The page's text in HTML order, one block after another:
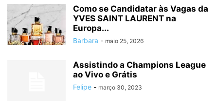
Como se Candidatar às Vagas da
YVES SAINT LAURENT na
Europa...
Barbara - maio 25, 2026
Assistindo a Champions League
ao Vivo e Grátis
Felipe - março 30, 2023